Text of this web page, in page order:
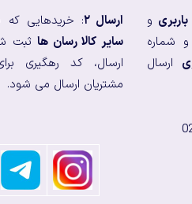
باربری و
شماره
ارسال
ارسال ۲ : خریدهایی که
سایر کالا رسان هاثبت
ارسال، کد رهگیری
مشتریان ارسال می شود.